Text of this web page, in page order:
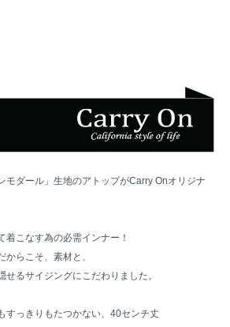
モダール」生地のアトップがCarry Onオリジナ
着こなす為の必需インナー！
らこそ、素材と、
せるサイジングにこだわりました。
すっきりもたつかない、40センチ丈